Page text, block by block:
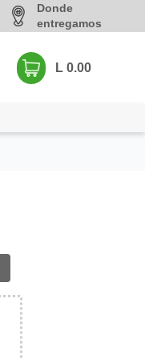
Donde
entregamos
L 0.00